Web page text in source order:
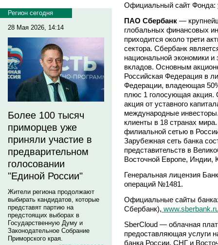
Регион сегодня
28 Мая 2026, 14:14
Более 100 тысяч
приморцев уже
приняли участие в
предварительном
голосовании
"Единой России"
Жители региона продолжают
выбирать кандидатов, которые
представят партию на
предстоящих выборах в
Государственную Думу и
Законодательное Собрание
Приморского края.
Официальный сайт Фонда:
ПАО Сбербанк —
глобальных финансовых
приходится около трети
сектора. Сбербанк
национальной экономики
вкладов. Основным
Российская Федерация в
Федерации, владеющая
плюс 1 голосующая
акция от уставного
международные
клиенты в 18 странах
филиальной сетью в
Зарубежная сеть банка
представительств в
Восточной Европе, Индии,
Генеральная лицензия
операций №1481.
Официальные сайты
Сбербанк),
SberCloud — облачная
предоставляющая услуги
банка России, СНГ и